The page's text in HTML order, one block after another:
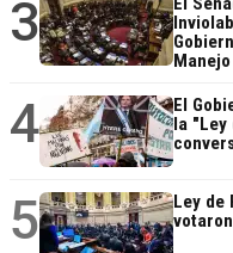
3
4
El
la "Ley
5
Ley de